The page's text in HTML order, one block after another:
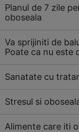
Planul de 7 zile
oboseala
Va sprijiniti de
Poate ca nu este
Sanatate cu
Stresul si
Alimente care iti